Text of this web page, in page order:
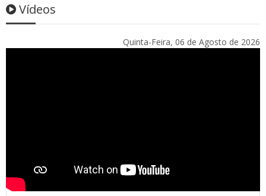
Vídeos
Quinta-Feira, 06 de Agosto de 2026